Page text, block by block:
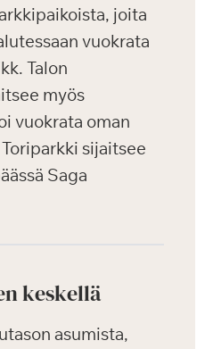
joita
vuokrata
Talon
myös
vuokrata oman
sijaitsee
Saga
keskellä
asumista,